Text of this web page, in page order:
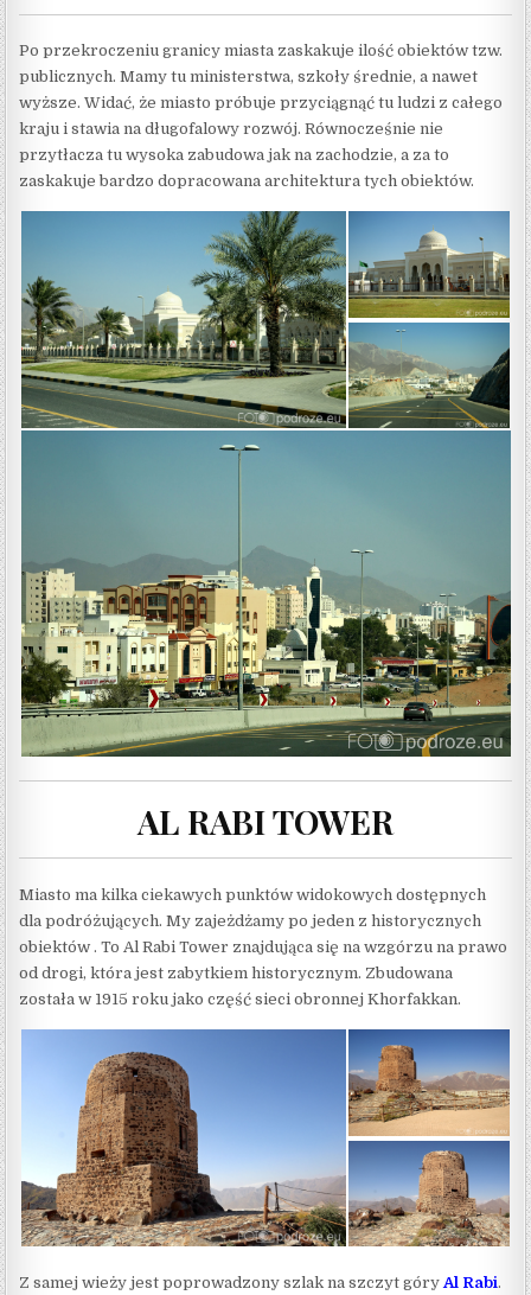
Po przekroczeniu granicy miasta zaskakuje ilość obiektów tzw.
publicznych. Mamy tu ministerstwa, szkoły średnie, a nawet
wyższe. Widać, że miasto próbuje przyciągnąć tu ludzi z całego
kraju i stawia na długofalowy rozwój. Równocześnie nie
przytłacza tu wysoka zabudowa jak na zachodzie, a za to
zaskakuje bardzo dopracowana architektura tych obiektów.
AL RABI TOWER
Miasto ma kilka ciekawych punktów widokowych dostępnych
dla podróżujących. My zajeżdżamy po jeden z historycznych
obiektów . To Al Rabi Tower znajdująca się na wzgórzu na prawo
od drogi, która jest zabytkiem historycznym. Zbudowana
została w 1915 roku jako część sieci obronnej Khorfakkan.
Z samej wieży jest poprowadzony szlak na szczyt góry Al Rabi.